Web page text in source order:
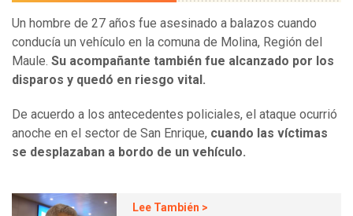
Un hombre de 27 años fue asesinado a balazos cuando
conducía un vehículo en la comuna de Molina, Región del
Maule. Su acompañante también fue alcanzado por los
disparos y quedó en riesgo vital.
De acuerdo a los antecedentes policiales, el ataque ocurrió
anoche en el sector de San Enrique, cuando las víctimas
se desplazaban a bordo de un vehículo.
Lee También >